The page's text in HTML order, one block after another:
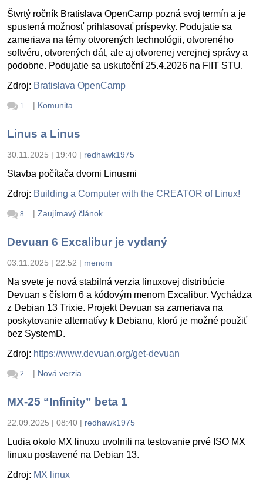
Štvrtý ročník Bratislava OpenCamp pozná svoj termín a je
spustená možnosť prihlasovať príspevky. Podujatie sa
zameriava na témy otvorených technológii, otvoreného
softvéru, otvorených dát, ale aj otvorenej verejnej správy a
podobne. Podujatie sa uskutoční 25.4.2026 na FIIT STU.
Zdroj: Bratislava OpenCamp
1 | Komunita
Linus a Linus
30.11.2025 | 19:40 | redhawk1975
Stavba počítača dvomi Linusmi
Zdroj: Building a Computer with the CREATOR of Linux!
8 | Zaujímavý článok
Devuan 6 Excalibur je vydaný
03.11.2025 | 22:52 | menom
Na svete je nová stabilná verzia linuxovej distribúcie
Devuan s číslom 6 a kódovým menom Excalibur. Vychádza
z Debian 13 Trixie. Projekt Devuan sa zameriava na
poskytovanie alternatívy k Debianu, ktorú je možné použiť
bez SystemD.
Zdroj: https://www.devuan.org/get-devuan
2 | Nová verzia
MX-25 “Infinity” beta 1
22.09.2025 | 08:40 | redhawk1975
Ludia okolo MX linuxu uvolnili na testovanie prvé ISO MX
linuxu postavené na Debian 13.
Zdroj: MX linux